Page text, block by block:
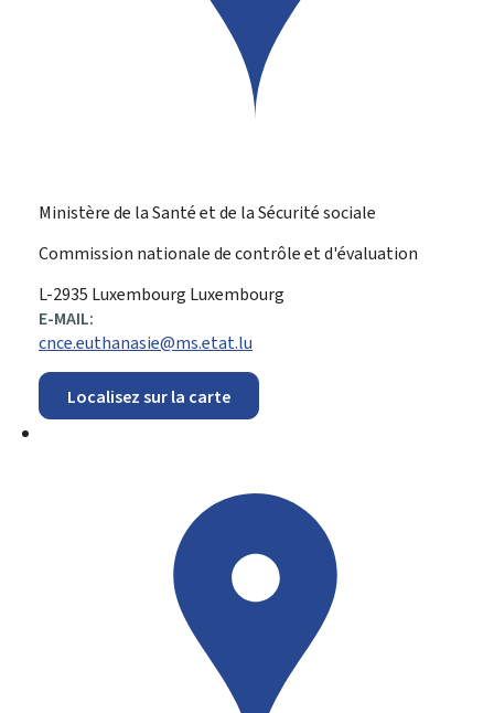
Ministère de la Santé et de la Sécurité sociale
Commission nationale de contrôle et d'évaluation
ADRESSE
:
L-2935 Luxembourg Luxembourg
E-MAIL:
cnce.euthanasie@ms.etat.lu
Localisez sur la carte